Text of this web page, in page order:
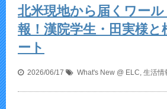
北米現地から届くワー
報！漢院学生・田実様と
ート
2026/06/17 What's New @ ELC, 生活情